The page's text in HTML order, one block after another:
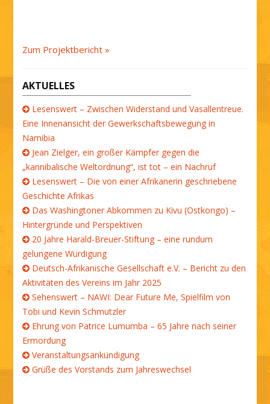
Zum Projektbericht »
AKTUELLES
Lesenswert – Zwischen Widerstand und Vasallentreue.
Eine Innenansicht der Gewerkschaftsbewegung in
Namibia
Jean Zielger, ein großer Kämpfer gegen die
„kannibalische Weltordnung“, ist tot – ein Nachruf
Lesenswert – Die von einer Afrikanerin geschriebene
Geschichte Afrikas
Das Washingtoner Abkommen zu Kivu (Ostkongo) –
Hintergründe und Perspektiven
20 Jahre Harald-Breuer-Stiftung – eine rundum
gelungene Würdigung
Deutsch-Afrikanische Gesellschaft e.V. – Bericht zu den
Aktivitäten des Vereins im Jahr 2025
Sehenswert – NAWI: Dear Future Me, Spielfilm von
Tobi und Kevin Schmutzler
Ehrung von Patrice Lumumba – 65 Jahre nach seiner
Ermordung
Veranstaltungsankündigung
Grüße des Vorstands zum Jahreswechsel